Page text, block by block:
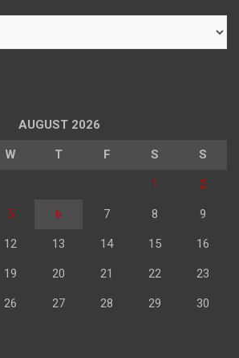
AUGUST 2026
W T F S S
1 2
5 6 7 8 9
12 13 14 15 16
19 20 21 22 23
26 27 28 29 30